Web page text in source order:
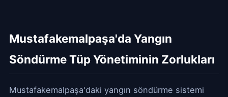
Mustafakemalpaşa'da Yangın
Söndürme Tüp Yönetiminin Zorlukları
Mustafakemalpaşa'daki yangın söndürme sistemi